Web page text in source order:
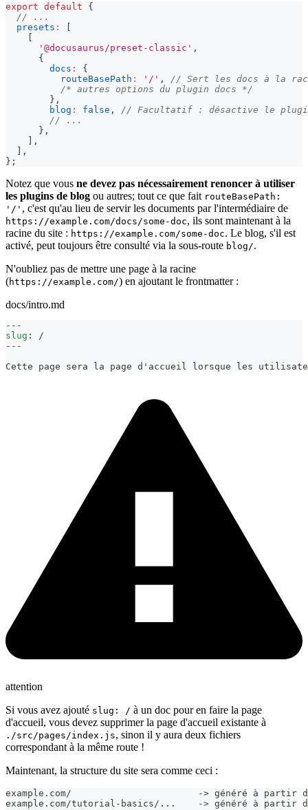
export default
{
// ...
presets :
'@docusaurus/preset-classic' ,
{
docs :
{
routeBasePath : '/' ,
// Sert les docs à la
/* autres options du plugin docs */
} ,
blog : false ,
// Facultatif : désactive le
// ...
} ,
,
,
} ;
Notez que vous ne devez pas nécessairement renoncer à utiliser
les plugins de blog ou autres; tout ce que fait routeBasePath:
'/' , c'est qu'au lieu de servir les documents par l'intermédiaire de
https://example.com/docs/some-doc, ils sont maintenant à la
racine du site : https://example.com/some-doc. Le blog, s'il est
activé, peut toujours être consulté via la sous-route blog/.
N'oubliez pas de mettre une page à la racine
(https://example.com/) en ajoutant le frontmatter :
docs/intro.md
---
slug :
/
---
Cette page sera la page d'accueil lorsque les
attention
Si vous avez ajouté slug: / à un doc pour en faire la page
d'accueil, vous devez supprimer la page d'accueil existante à
./src/pages/index.js, sinon il y aura deux fichiers
correspondant à la même route !
Maintenant, la structure du site sera comme ceci :
example.com/                       -> généré à partir
example.com/tutorial-basics/...    -> généré à partir